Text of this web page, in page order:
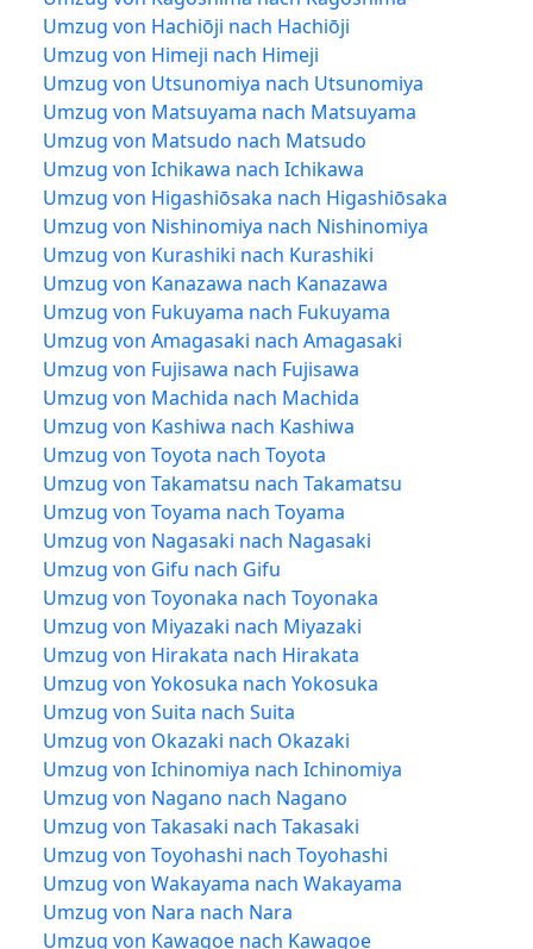
Umzug von Hachiōji nach Hachiōji
Umzug von Himeji nach Himeji
Umzug von Utsunomiya nach Utsunomiya
Umzug von Matsuyama nach Matsuyama
Umzug von Matsudo nach Matsudo
Umzug von Ichikawa nach Ichikawa
Umzug von Higashiōsaka nach Higashiōsaka
Umzug von Nishinomiya nach Nishinomiya
Umzug von Kurashiki nach Kurashiki
Umzug von Kanazawa nach Kanazawa
Umzug von Fukuyama nach Fukuyama
Umzug von Amagasaki nach Amagasaki
Umzug von Fujisawa nach Fujisawa
Umzug von Machida nach Machida
Umzug von Kashiwa nach Kashiwa
Umzug von Toyota nach Toyota
Umzug von Takamatsu nach Takamatsu
Umzug von Toyama nach Toyama
Umzug von Nagasaki nach Nagasaki
Umzug von Gifu nach Gifu
Umzug von Toyonaka nach Toyonaka
Umzug von Miyazaki nach Miyazaki
Umzug von Hirakata nach Hirakata
Umzug von Yokosuka nach Yokosuka
Umzug von Suita nach Suita
Umzug von Okazaki nach Okazaki
Umzug von Ichinomiya nach Ichinomiya
Umzug von Nagano nach Nagano
Umzug von Takasaki nach Takasaki
Umzug von Toyohashi nach Toyohashi
Umzug von Wakayama nach Wakayama
Umzug von Nara nach Nara
Umzug von Kawagoe nach Kawagoe